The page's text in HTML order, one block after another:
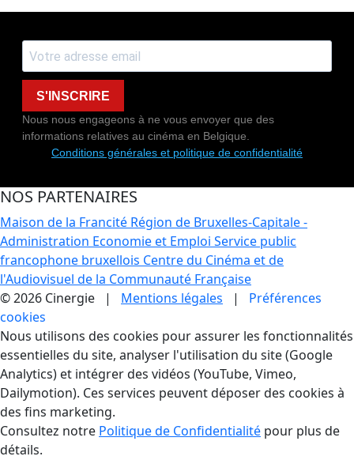
S'INSCRIRE
Nous nous engageons à ne vous envoyer que des
informations relatives au cinéma en Belgique.
Conditions générales et politique de confidentialité
NOS PARTENAIRES
Maison de la Francité Région de Bruxelles-Capitale -
Administration Economie et Emploi Service public
francophone bruxellois Centre du Cinéma et de
l'Audiovisuel de la Communauté Française
© 2026 Cinergie | Mentions légales | Préférences
cookies
Gestion des Cookies
Nous utilisons des cookies pour assurer les fonctionnalités
essentielles du site, analyser l'utilisation du site (Google
Analytics) et intégrer des vidéos (YouTube, Vimeo,
Dailymotion). Ces services peuvent déposer des cookies à
des fins marketing.
Consultez notre Politique de Confidentialité pour plus de
détails.